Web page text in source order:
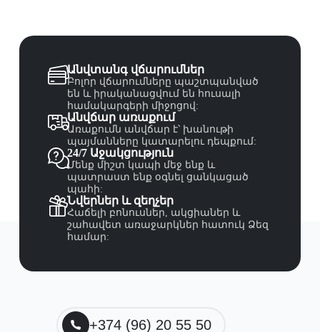
Անվտանգ վճարումներ
Բոլոր վճարումները պաշտպանված
են և իրականացվում են հուսալի
համակարգերի միջոցով:
Անվճար առաքում
Առաքումն անվճար է՝ խանութի
պայմանները կատարելու դեպքում:
24/7 Աջակցություն
Մենք միշտ կապի մեջ ենք և
պատրաստ ենք օգնել ցանկացած
պահի:
Նվերներ և զեղչեր
Հաճելի բոնուսներ, ակցիաներ և
շահավետ առաջարկներ հատուկ Ձեզ
համար:
+374 (96) 20 55 50